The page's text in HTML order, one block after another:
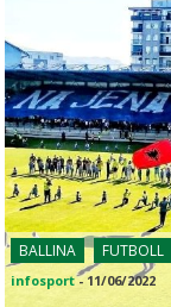
BALLINA FUTBOLL
infosport -11/06/2022